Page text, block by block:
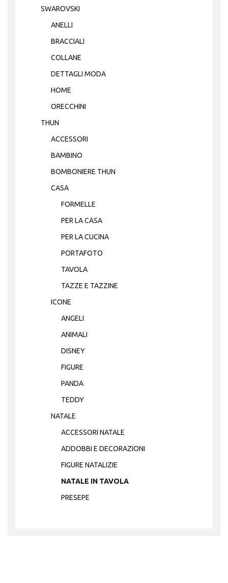
SWAROVSKI
ANELLI
BRACCIALI
COLLANE
DETTAGLI MODA
HOME
ORECCHINI
THUN
ACCESSORI
BAMBINO
BOMBONIERE THUN
CASA
FORMELLE
PER LA CASA
PER LA CUCINA
PORTAFOTO
TAVOLA
TAZZE E TAZZINE
ICONE
ANGELI
ANIMALI
DISNEY
FIGURE
PANDA
TEDDY
NATALE
ACCESSORI NATALE
ADDOBBI E DECORAZIONI
FIGURE NATALIZIE
NATALE IN TAVOLA
PRESEPE